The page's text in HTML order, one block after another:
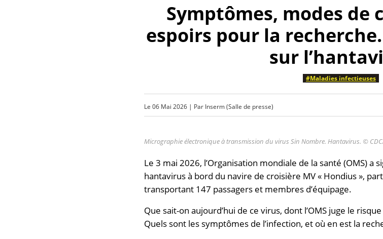
Symptômes, modes
espoirs pour la
sur
#Maladies infectieuses
Le 06 Mai 2026 | Par Inserm (Salle de presse)
Micrographie électronique à transmission du virus Sin Nombre. Hantavirus. ©
Le 3 mai 2026, l’Organisation mondiale de la santé (OMS) a
hantavirus à bord du navire de croisière MV « Hondius »,
transportant 147 passagers et membres d’équipage.
Que sait-on aujourd’hui de ce virus, dont l’OMS juge le
Quels sont les symptômes de l’infection, et où en est la